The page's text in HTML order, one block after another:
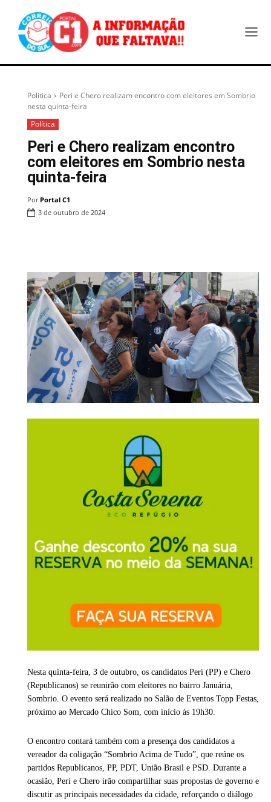
Política
Peri e Chero realizam encontro com eleitores em Sombrio
nesta quinta-feira
Política
Peri e Chero realizam encontro
com eleitores em Sombrio nesta
quinta-feira
Por Portal C1
3 de outubro de 2024
Nesta quinta-feira, 3 de outubro, os candidatos Peri (PP) e Chero
(Republicanos) se reunirão com eleitores no bairro Januária,
Sombrio. O evento será realizado no Salão de Eventos Topp Festas,
próximo ao Mercado Chico Som, com início às 19h30.
O encontro contará também com a presença dos candidatos a
vereador da coligação “Sombrio Acima de Tudo”, que reúne os
partidos Republicanos, PP, PDT, União Brasil e PSD. Durante a
ocasião, Peri e Chero irão compartilhar suas propostas de governo e
discutir as principais necessidades da cidade, reforçando o diálogo